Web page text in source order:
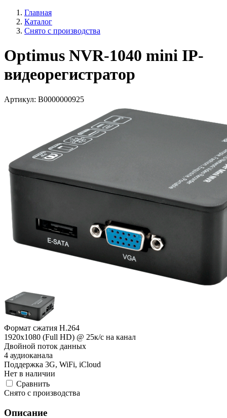
Главная
Каталог
Снято с производства
Optimus NVR-1040 mini IP-
видеорегистратор
Артикул: В0000000925
Формат сжатия H.264
1920x1080 (Full HD) @ 25к/с на канал
Двойной поток данных
4 аудиоканала
Поддержка 3G, WiFi, iCloud
Нет в наличии
Cравнить
Снято с производства
Описание